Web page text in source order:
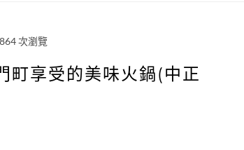
次瀏覽
町享受的美味火鍋(中正